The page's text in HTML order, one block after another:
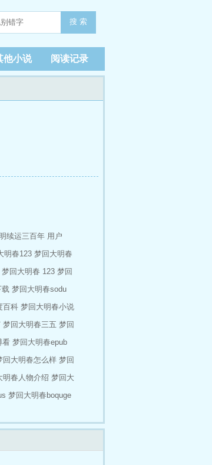
搜 索
他小说 阅读记录
续运三百年 用户
明春123 梦回大明春
梦回大明春 123 梦回
载 梦回大明春sodu
百科 梦回大明春小说
梦回大明春三五 梦回
看 梦回大明春epub
回大明春怎么样 梦回
明春人物介绍 梦回大
梦回大明春boquge